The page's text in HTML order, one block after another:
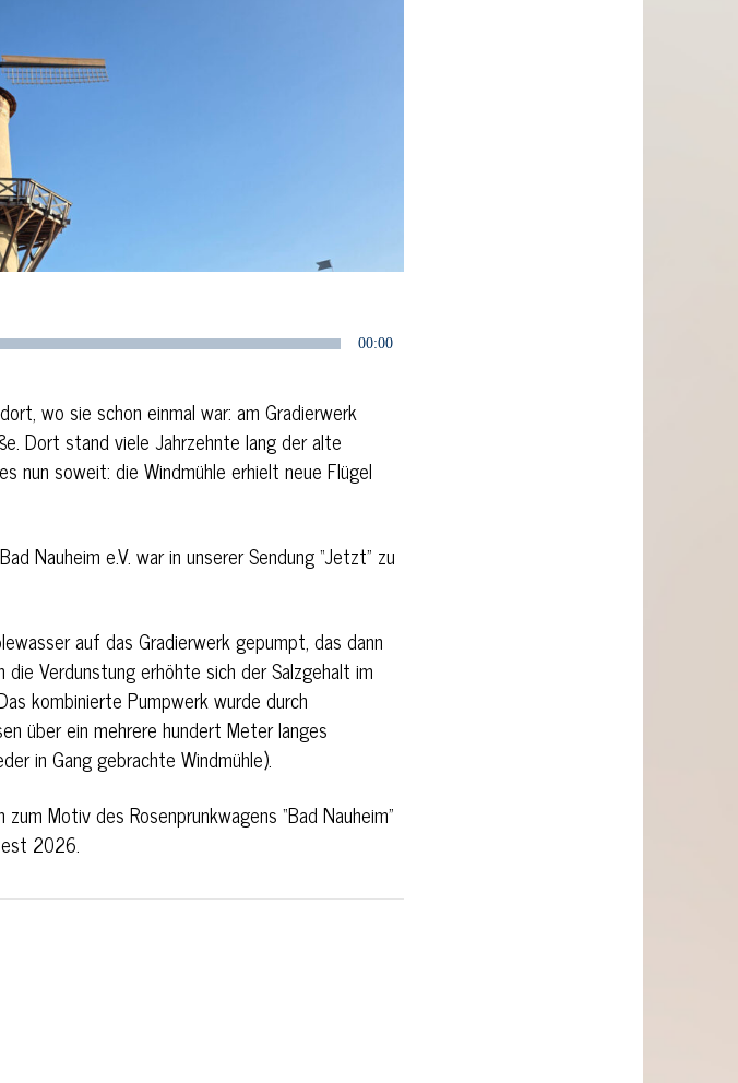
00:00
wo sie schon einmal war: am Gradierwerk
Dort stand viele Jahrzehnte lang der alte
nun soweit: die Windmühle erhielt neue Flügel
Nauheim e.V. war in unserer Sendung “Jetzt” zu
auf das Gradierwerk gepumpt, das dann
Verdunstung erhöhte sich der Salzgehalt im
kombinierte Pumpwerk wurde durch
über ein mehrere hundert Meter langes
in Gang gebrachte Windmühle).
Motiv des Rosenprunkwagens “Bad Nauheim”
2026.